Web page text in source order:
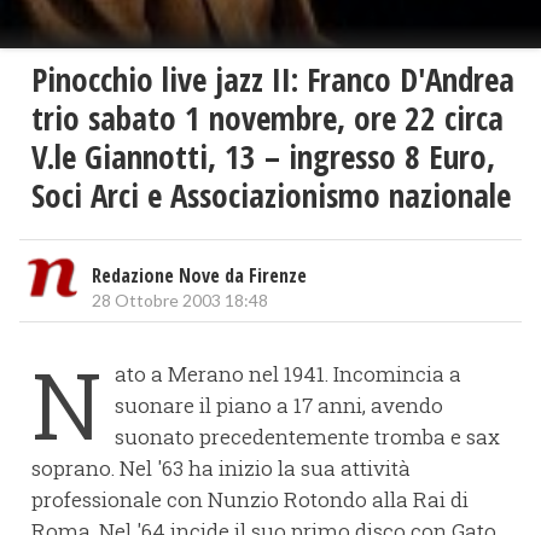
Pinocchio live jazz II: Franco D'Andrea
trio sabato 1 novembre, ore 22 circa
V.le Giannotti, 13 – ingresso 8 Euro,
Soci Arci e Associazionismo nazionale
Redazione Nove da Firenze
28 Ottobre 2003 18:48
N ato a Merano nel 1941. Incomincia a
suonare il piano a 17 anni, avendo
suonato precedentemente tromba e sax
soprano. Nel '63 ha inizio la sua attività
professionale con Nunzio Rotondo alla Rai di